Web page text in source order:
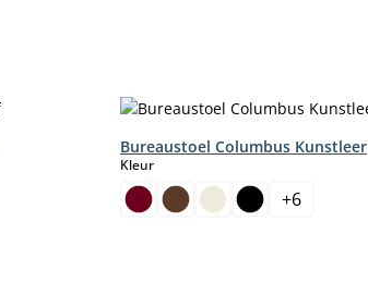
Bureaustoel Columbus Kunstleer
Kleurselect
+6